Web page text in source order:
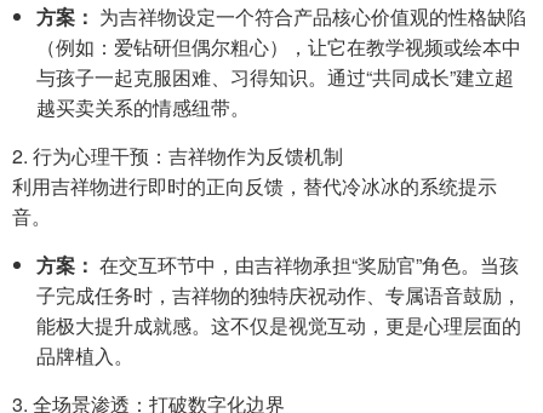
方案： 为吉祥物设定一个符合产品核心价值观的性格缺陷
（例如：爱钻研但偶尔粗心），让它在教学视频或绘本中
与孩子一起克服困难、习得知识。通过“共同成长”建立超
越买卖关系的情感纽带。
2. 行为心理干预：吉祥物作为反馈机制
利用吉祥物进行即时的正向反馈，替代冷冰冰的系统提示
音。
方案： 在交互环节中，由吉祥物承担“奖励官”角色。当孩
子完成任务时，吉祥物的独特庆祝动作、专属语音鼓励，
能极大提升成就感。这不仅是视觉互动，更是心理层面的
品牌植入。
3. 全场景渗透：打破数字化边界